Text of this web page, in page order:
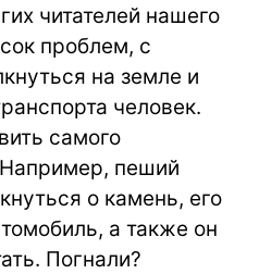
читателей нашего
проблем, с
на земле и
человек.
самого
Например, пеший
о камень, его
а также он
Погнали?